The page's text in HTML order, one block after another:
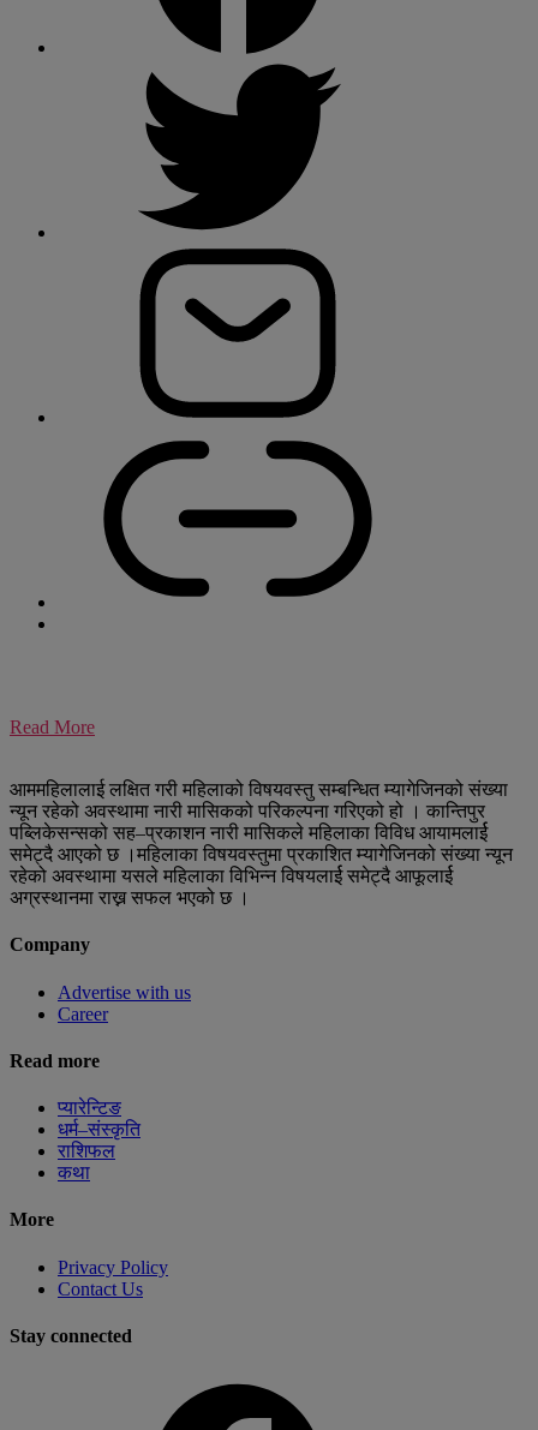
Read More
आममहिलालाई लक्षित गरी महिलाको विषयवस्तु सम्बन्धित म्यागेजिनको संख्या
न्यून रहेको अवस्थामा नारी मासिकको परिकल्पना गरिएको हो । कान्तिपुर
पब्लिकेसन्सको सह–प्रकाशन नारी मासिकले महिलाका विविध आयामलार्ई
समेट्दै आएको छ ।महिलाका विषयवस्तुमा प्रकाशित म्यागेजिनको संख्या न्यून
रहेको अवस्थामा यसले महिलाका विभिन्न विषयलार्ई समेट्दै आफूलार्ई
अग्रस्थानमा राख्न सफल भएको छ ।
Company
Advertise with us
Career
Read more
प्यारेन्टिङ
धर्म–संस्कृति
राशिफल
कथा
More
Privacy Policy
Contact Us
Stay connected